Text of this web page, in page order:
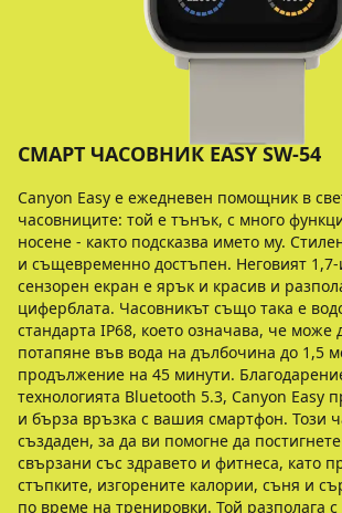
СМАРТ ЧАСОВНИК EASY SW-54
Canyon Easy е ежедневен помощник в
часовниците: той е тънък, с много
носене - както подсказва името му.
и същевременно достъпен. Неговият 1,7-
сензорен екран е ярък и красив и
циферблата. Часовникът също така е
стандарта IP68, което означава, че
потапяне във вода на дълбочина до 1,5
продължение на 45 минути.
технологията Bluetooth 5.3, Canyon Easy
и бърза връзка с вашия смартфон. Този
създаден, за да ви помогне да
свързани със здравето и фитнеса, като
стъпките, изгорените калории, съня и
по време на тренировки. Той разполага